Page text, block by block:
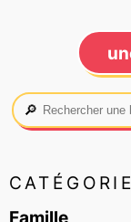
🔎
Famille